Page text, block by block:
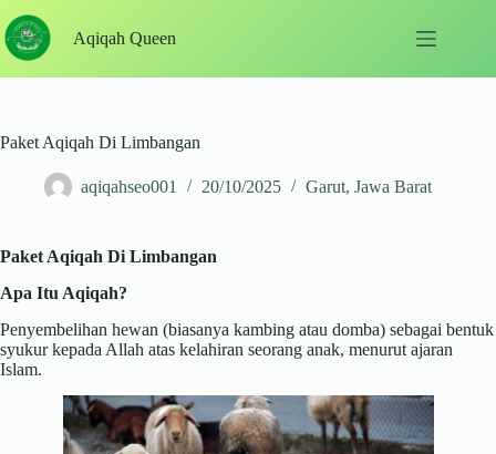
to
content
Aqiqah Queen
Paket Aqiqah Di Limbangan
aqiqahseo001 20/10/2025 Garut, Jawa Barat
Paket Aqiqah Di Limbangan
Apa Itu Aqiqah?
Penyembelihan hewan (biasanya kambing atau domba) sebagai bentuk
syukur kepada Allah atas kelahiran seorang anak, menurut ajaran
Islam.